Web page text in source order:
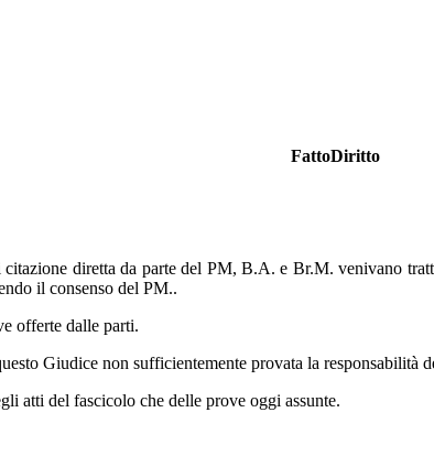
FattoDiritto
diretta da parte del PM, B.A. e Br.M. venivano
il consenso del PM..
offerte dalle parti.
Giudice non sufficientemente provata la responsabilità
atti del fascicolo che delle prove oggi assunte.